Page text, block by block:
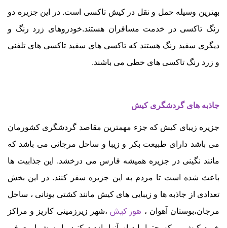
بهترین وسیله حمل و نقل در کیش تاکسی است. در این جزیره دو
رنگ تاکسی در خدمت مسافران هستند.خودروهای زرد رنگ و
دیگری سفید رنگ هستند که تاکسی های سفید تاکسی های تلفنی
و زرد رنگ تاکسی های خطی می باشند.
جاذبه های گردشگری کیش
جزیره زیبای کیش که جزء مهمترین مقاصد گردشگری کشورمان
می باشد دارای طبیعت بکر و زیبا و ساحل مرجانی می باشد که
مانند نگینی در جزیره همیشه فارس می درخشد. این جذابیت ها
باعث شده است تا مردم به این جزیره سفر کنند. در این بخش
تعدادی از جاذبه ها و زیبایی های کیش مانند کشتی یونانی ، ساحل
مرجان،بوستان آهوان ، هور کیش،شهر زیرزمینی کاریز و مراکز